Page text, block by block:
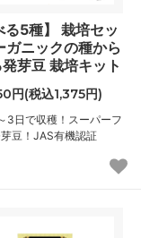
る5種】 栽培セッ
ガニックの種から
芽豆 栽培キット
円(税込1,375円)
3日で収穫！スーパーフ
豆！JAS有機認証